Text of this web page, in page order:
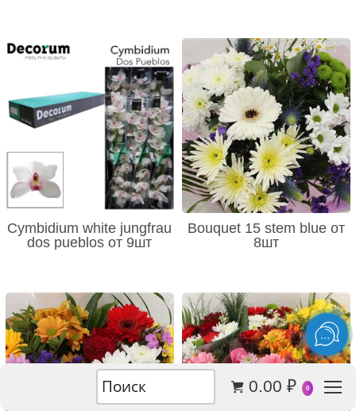
0.00 ₽ 0
Cymbidium white jungfrau
dos pueblos от 9шт
Bouquet 15 stem blue от
8шт